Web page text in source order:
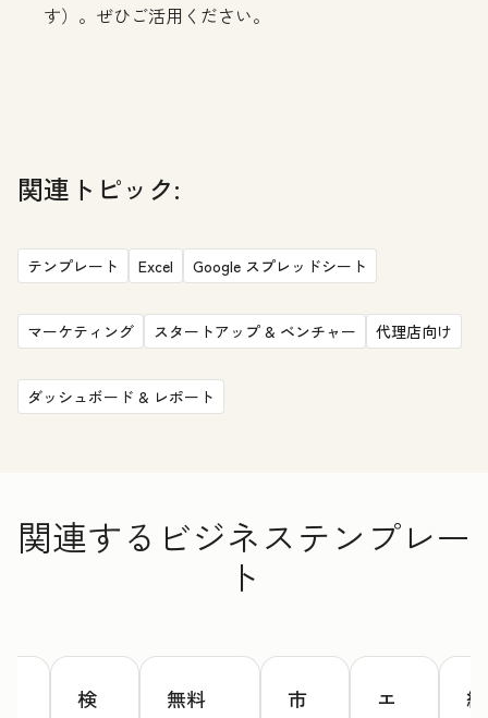
す）。ぜひご活用ください。
関連トピック:
テンプレート Excel Google スプレッドシート
マーケティング スタートアップ & ベンチャー 代理店向け
ダッシュボード & レポート
関連するビジネステンプレー
ト
検
無料
市
エ
納